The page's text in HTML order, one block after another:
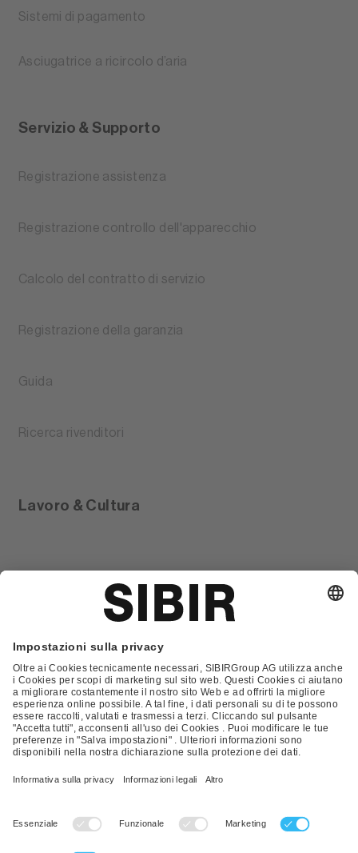
Sistemi di pagamento
Asciugatrice a ricircolo d’aria
Servizio & Supporto
Registrazione assistenza
Registrazione controllo dell'apparecchio
Calcolo del contratto di servizio
Registrazione della garanzia
Guida
Ricerca rivenditori
Lavoro & Cultura
Contatto
FAQ
Condizioni Generali di Contratto